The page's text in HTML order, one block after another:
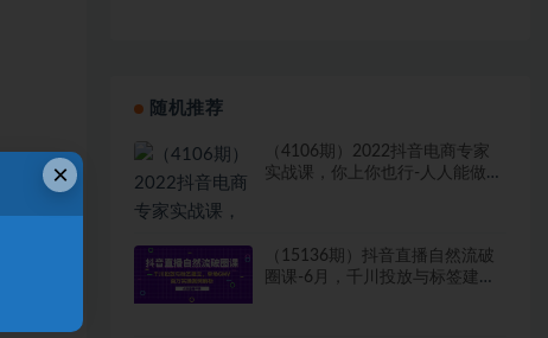
随机推荐
（4106期）2022抖音电商专家
实战课，你上你也行-人人能做的
（15136期）抖音直播自然流破
圈课-6月，千川投放与标签建
×